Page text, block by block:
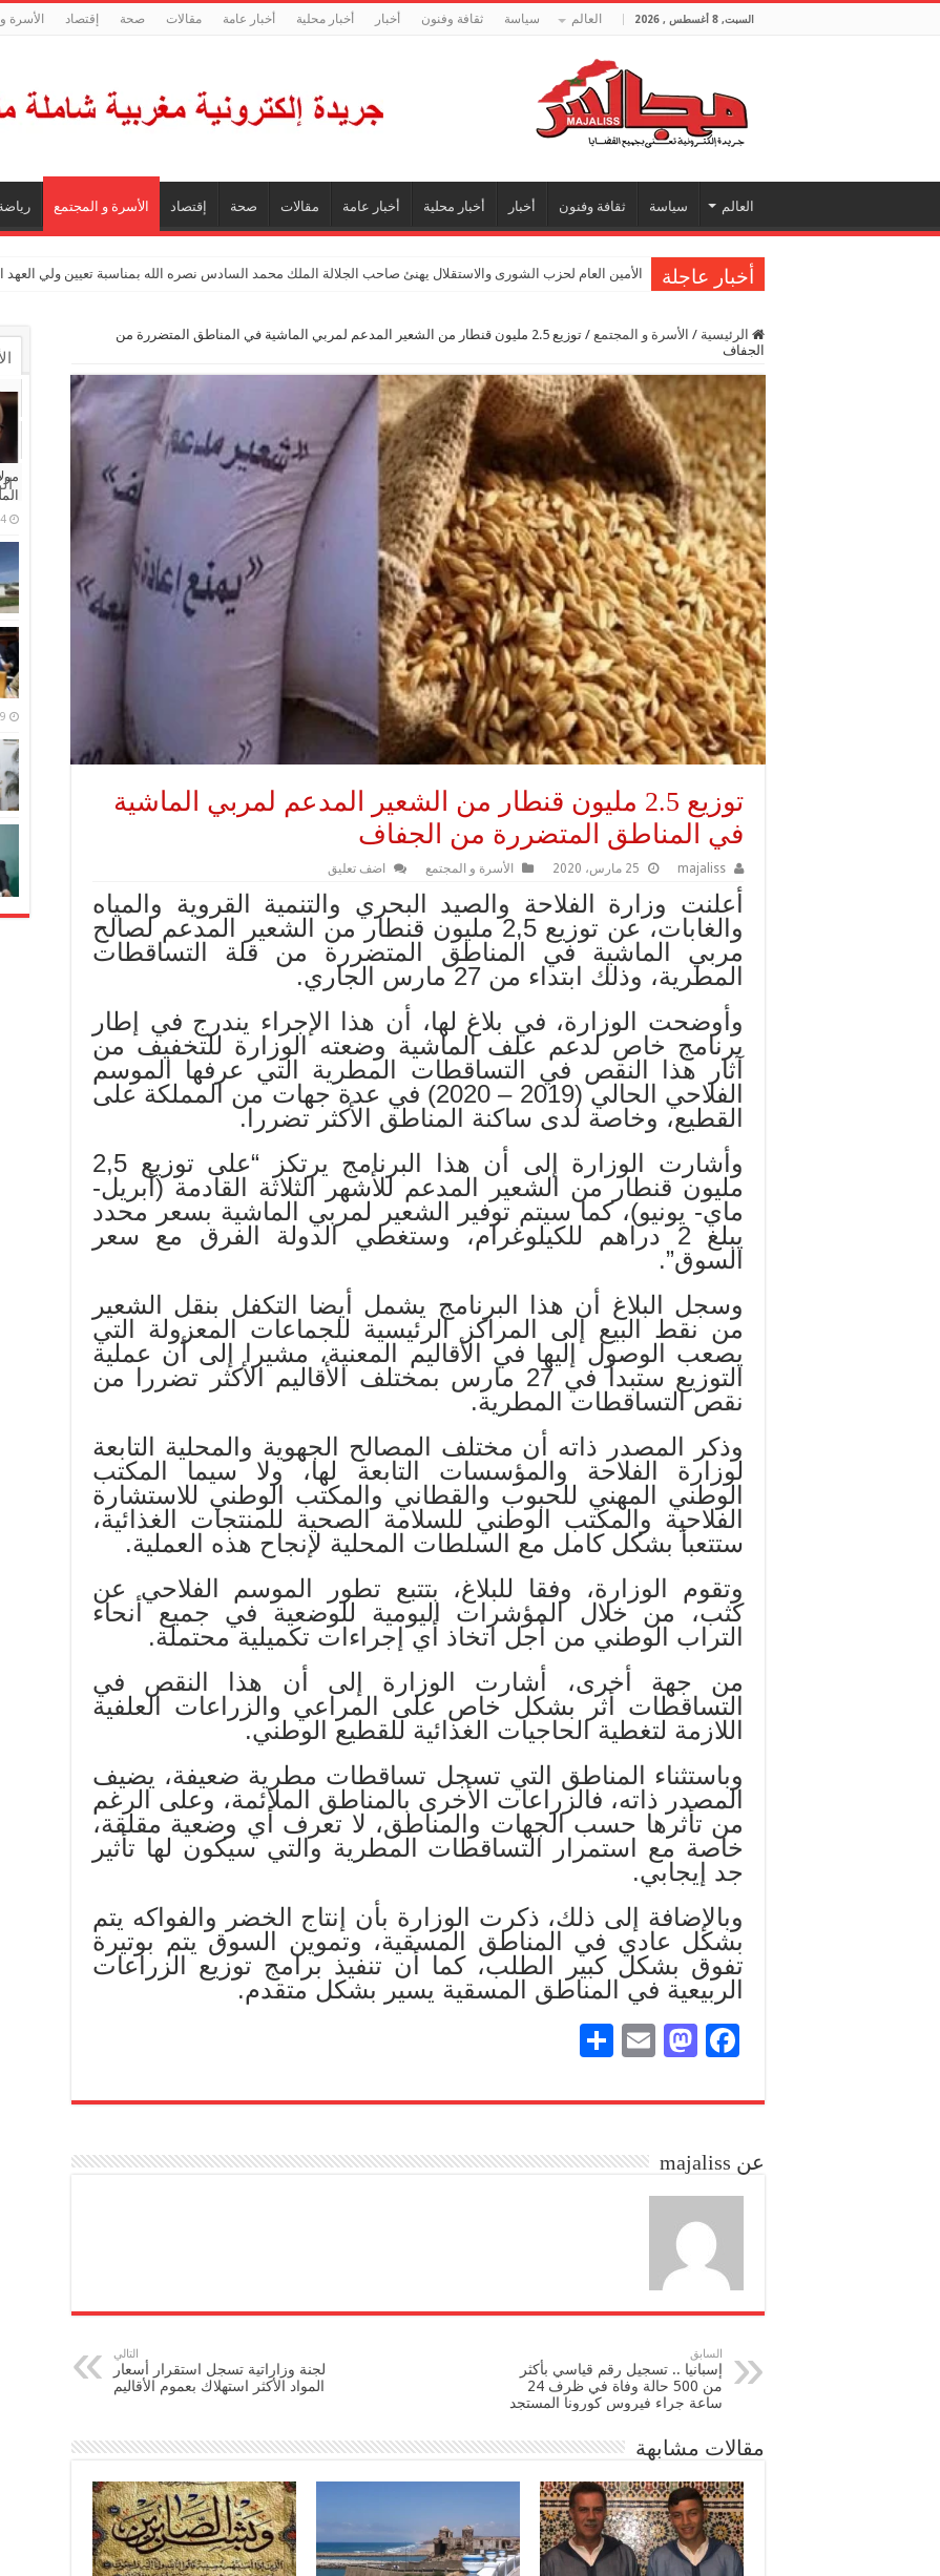
السبت, 8 أغسطس , 2026 العالم سياسة ثقافة وفنون أخبار أخبار محلية أخبار عامة مقالات صحة إقتصاد الأسرة
العالم سياسة ثقافة وفنون أخبار أخبار محلية أخبار عامة مقالات صحة إقتصاد الأسرة و المجتمع
أخبار عاجلة الأمين العام لحزب الشورى والاستقلال يهنئ صاحب الجلالة الملك محمد السادس نصره الله بمناسبة تعيين ولي
الرئيسية / الأسرة و المجتمع /
توزيع 2.5 مليون قنطار من الشعير المدعم لمربي الماشية في المناطق المتضررة من
الجفاف
توزيع 2.5 مليون قنطار من الشعير المدعم لمربي الماشية
في المناطق المتضررة من الجفاف
majaliss 25 مارس، 2020 الأسرة و المجتمع اضف تعليق
أعلنت وزارة الفلاحة والصيد البحري والتنمية القروية والمياه
والغابات، عن توزيع 2,5 مليون قنطار من الشعير المدعم لصالح
مربي الماشية في المناطق المتضررة من قلة التساقطات
المطرية، وذلك ابتداء من 27 مارس الجاري.
وأوضحت الوزارة، في بلاغ لها، أن هذا الإجراء يندرج في إطار
برنامج خاص لدعم علف الماشية وضعته الوزارة للتخفيف من
آثار هذا النقص في التساقطات المطرية التي عرفها الموسم
الفلاحي الحالي (2019 – 2020) في عدة جهات من المملكة على
القطيع، وخاصة لدى ساكنة المناطق الأكثر تضررا.
وأشارت الوزارة إلى أن هذا البرنامج يرتكز “على توزيع 2,5
مليون قنطار من الشعير المدعم للأشهر الثلاثة القادمة (أبريل-
ماي- يونيو)، كما سيتم توفير الشعير لمربي الماشية بسعر محدد
يبلغ 2 دراهم للكيلوغرام، وستغطي الدولة الفرق مع سعر
السوق”.
وسجل البلاغ أن هذا البرنامج يشمل أيضا التكفل بنقل الشعير
من نقط البيع إلى المراكز الرئيسية للجماعات المعزولة التي
يصعب الوصول إليها في الأقاليم المعنية، مشيرا إلى أن عملية
التوزيع ستبدأ في 27 مارس بمختلف الأقاليم الأكثر تضررا من
نقص التساقطات المطرية.
وذكر المصدر ذاته أن مختلف المصالح الجهوية والمحلية التابعة
لوزارة الفلاحة والمؤسسات التابعة لها، ولا سيما المكتب
الوطني المهني للحبوب والقطاني والمكتب الوطني للاستشارة
الفلاحية والمكتب الوطني للسلامة الصحية للمنتجات الغذائية،
ستتعبأ بشكل كامل مع السلطات المحلية لإنجاح هذه العملية.
وتقوم الوزارة، وفقا للبلاغ، بتتبع تطور الموسم الفلاحي عن
كثب، من خلال المؤشرات اليومية للوضعية في جميع أنحاء
التراب الوطني من أجل اتخاذ أي إجراءات تكميلية محتملة.
من جهة أخرى، أشارت الوزارة إلى أن هذا النقص في
التساقطات أثر بشكل خاص على المراعي والزراعات العلفية
اللازمة لتغطية الحاجيات الغذائية للقطيع الوطني.
وباستثناء المناطق التي تسجل تساقطات مطرية ضعيفة، يضيف
المصدر ذاته، فالزراعات الأخرى بالمناطق الملائمة، وعلى الرغم
من تأثرها حسب الجهات والمناطق، لا تعرف أي وضعية مقلقة،
خاصة مع استمرار التساقطات المطرية والتي سيكون لها تأثير
جد إيجابي.
وبالإضافة إلى ذلك، ذكرت الوزارة بأن إنتاج الخضر والفواكه يتم
بشكل عادي في المناطق المسقية، وتموين السوق يتم بوتيرة
تفوق بشكل كبير الطلب، كما أن تنفيذ برامج توزيع الزراعات
الربيعية في المناطق المسقية يسير بشكل متقدم.
Fa
bo
M
to
n
E
ail
re
عن majaliss
السابق
إسبانيا .. تسجيل رقم قياسي بأكثر
من 500 حالة وفاة في ظرف 24
ساعة جراء فيروس كورونا المستجد
التالي
لجنة وزاراتية تسجل استقرار أسعار
المواد الأكثر استهلاك بعموم الأقاليم
مقالات مشابهة
4 مايو، 2026
9 مارس، 2026